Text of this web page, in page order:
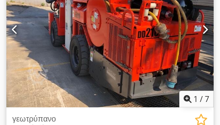
αποκλειστικά για επιδείξεις και εκπαιδευτικούς σκοπούς, μαζί
με όλα τα παρελκόμενά της: 1 τεμ. διατρητική μηχανή Vermeer
D 6x6 Navigator Dodpfoyt Smuox Aqgjck 1 τεμ. αναμικτήρας
διατρητικού υγρού ST 250 (960 λίτρα) 1 τεμ. σύστημα
εντοπισμού κεφαλής διάτρησης DCI SE UK3 (όργανο,
ανιχνευτής, οθόνη, 2 μπαταρίες) 45 τεμ. ράβδοι διάτρησης 1,83
μ / 6 πόδια 1 τεμ. κεφαλή διάτρησης 1 τεμ. διαστολέας οπής
150 mm / 6 ίντσες Το μηχάνημα δεν είναι ανακατασκευασμένο,
είναι πρακτικά καινούργιο!!! Έτοιμο για άμεση εργασία!!!
1 /7
γεωτρύπανο